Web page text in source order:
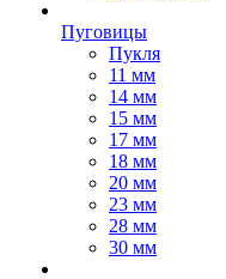
Пуговицы
Пукля
11 мм
14 мм
15 мм
17 мм
18 мм
20 мм
23 мм
28 мм
30 мм